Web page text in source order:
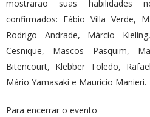
mostrarão suas habilidades
confirmados: Fábio Villa Verde,
Rodrigo Andrade, Márcio
Cesnique, Mascos Pasquim,
Bitencourt, Klebber Toledo,
Mário Yamasaki e Maurício Manieri.
Para encerrar o evento